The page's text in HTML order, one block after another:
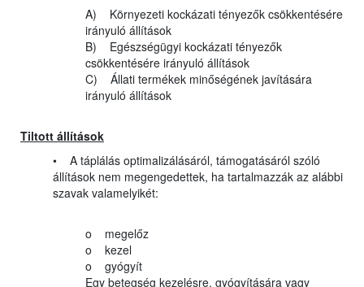
A) Környezeti kockázati tényezők csökkentésére
irányuló állítások
B) Egészségügyi kockázati tényezők
csökkentésére irányuló állítások
C) Állati termékek minőségének javítására
irányuló állítások
Tiltott állítások
• A táplálás optimalizálásáról, támogatásáról szóló
állítások nem megengedettek, ha tartalmazzák az alábbi
szavak valamelyikét:
o megelőz
o kezel
o gyógyít
Egy betegség kezelésre, gyógyítására vagy